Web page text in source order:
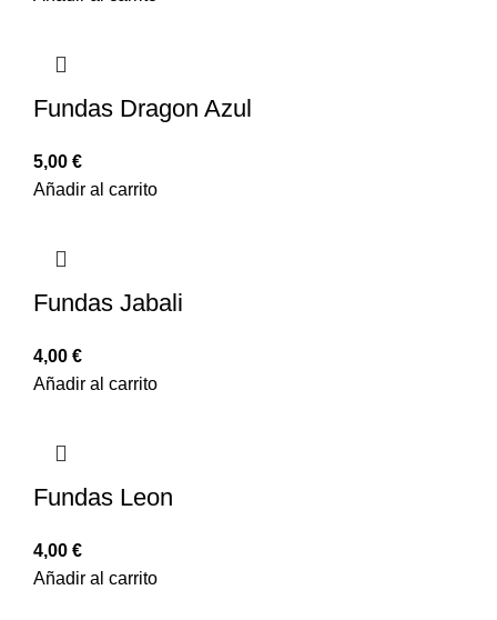
Fundas Dragon Azul
5,00 €
Añadir al carrito
Fundas Jabali
4,00 €
Añadir al carrito
Fundas Leon
4,00 €
Añadir al carrito